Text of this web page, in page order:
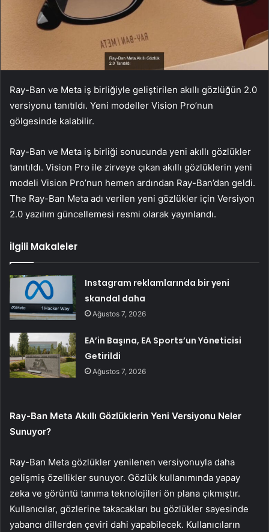
Ray-Ban ve Meta iş birliğiyle geliştirilen akıllı gözlüğün 2.0
versiyonu tanıtıldı. Yeni modeller Vision Pro’nun
gölgesinde kalabilir.
Ray-Ban ve Meta iş birliği sonucunda yeni akıllı gözlükler
tanıtıldı. Vision Pro ile zirveye çıkan akıllı gözlüklerin yeni
modeli Vision Pro’nun hemen ardından Ray-Ban’dan geldi.
The Ray-Ban Meta adı verilen yeni gözlükler için Versiyon
2.0 yazılım güncellemesi resmi olarak yayınlandı.
İlgili Makaleler
Instagram reklamlarında bir yeni
skandal daha
Ağustos 7, 2026
EA’in Başına, EA Sports’un Yöneticisi
Getirildi
Ağustos 7, 2026
Ray-Ban Meta Akıllı Gözlüklerin Yeni Versiyonu Neler
Sunuyor?
Ray-Ban Meta gözlükler yenilenen versiyonuyla daha
gelişmiş özellikler sunuyor. Gözlük kullanımında yapay
zeka ve görüntü tanıma teknolojileri ön plana çıkmıştır.
Kullanıcılar, gözlerine takacakları bu gözlükler sayesinde
yabancı dillerden çeviri dahi yapabilecek. Kullanıcıların